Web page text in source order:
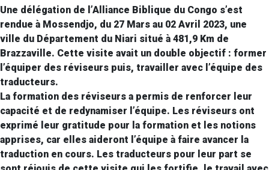
Une délégation de l’Alliance Biblique du Congo s’est
rendue à Mossendjo, du 27 Mars au 02 Avril 2023, une
ville du Département du Niari situé à 481,9 Km de
Brazzaville. Cette visite avait un double objectif : former
l’équiper des réviseurs puis, travailler avec l’équipe des
traducteurs.
La formation des réviseurs a permis de renforcer leur
capacité et de redynamiser l’équipe. Les réviseurs ont
exprimé leur gratitude pour la formation et les notions
apprises, car elles aideront l’équipe à faire avancer la
traduction en cours. Les traducteurs pour leur part se